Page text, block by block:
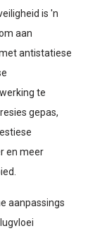
is 'n
aan
antistatiese
te
gepas,
en meer
aanpassings